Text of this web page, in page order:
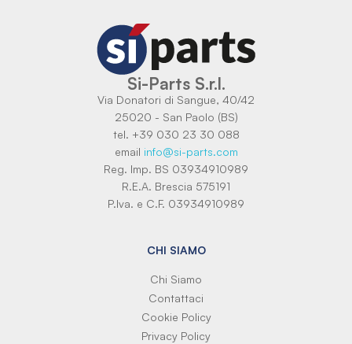
Si-Parts S.r.l.
Via Donatori di Sangue, 40/42
25020 - San Paolo (BS)
tel. +39 030 23 30 088
email info@si-parts.com
Reg. Imp. BS 03934910989
R.E.A. Brescia 575191
P.Iva. e C.F. 03934910989
CHI SIAMO
Chi Siamo
Contattaci
Cookie Policy
Privacy Policy